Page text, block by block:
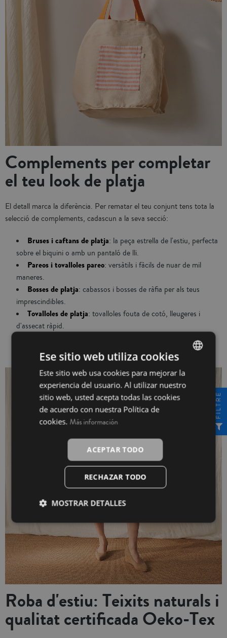
Complements per completar
el teu look de platja
El detall marca la diferència. Per rematar el teu conjunt tens tota la
selecció de complements, cadascun a la seva secció:
Bruses i caftans de platja: la peça estrella de l'estiu, perfecta
sobre el biquini o amb un pantaló de lli.
Pareos i tovalloles pareo: versàtils i fàcils de nuar de mil
maneres.
Bosses de platja: cabassos i bosses de ràfia per als teus
imprescindibles.
Tovalloles de platja: tovalloles fouta de cotó, lleugeres i
d'assecat ràpid.
Roba d'estiu: Teixits naturals i
qualitat certificada Oeko-Tex
FILTRE
SPANISH
INGLÉS
Ese sitio web utiliza cookies
Este sitio web usa cookies para mejorar la
experiencia del usuario. Al utilizar nuestro
sitio web, usted acepta todas las cookies
de acuerdo con nuestra Política de
cookies. Más información
ACEPTAR TODO
RECHAZAR TODO
MOSTRAR DETALLES